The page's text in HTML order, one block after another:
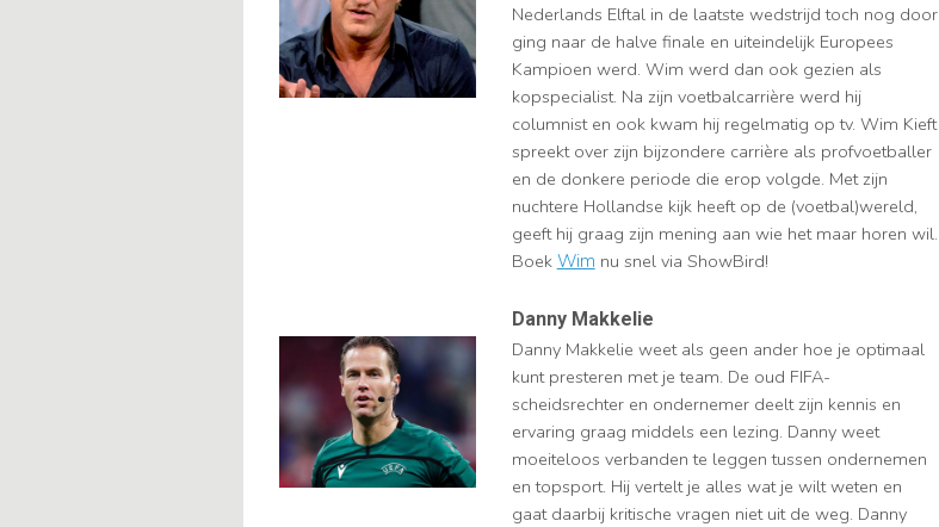
Nederlands Elftal in de laatste wedstrijd toch nog door
ging naar de halve finale en uiteindelijk Europees
Kampioen werd. Wim werd dan ook gezien als
kopspecialist. Na zijn voetbalcarrière werd hij
columnist en ook kwam hij regelmatig op tv. Wim Kieft
spreekt over zijn bijzondere carrière als profvoetballer
en de donkere periode die erop volgde. Met zijn
nuchtere Hollandse kijk heeft op de (voetbal)wereld,
geeft hij graag zijn mening aan wie het maar horen wil.
Boek Wim nu snel via ShowBird!
Danny Makkelie
Danny Makkelie weet als geen ander hoe je optimaal
kunt presteren met je team. De oud FIFA-
scheidsrechter en ondernemer deelt zijn kennis en
ervaring graag middels een lezing. Danny weet
moeiteloos verbanden te leggen tussen ondernemen
en topsport. Hij vertelt je alles wat je wilt weten en
gaat daarbij kritische vragen niet uit de weg. Danny